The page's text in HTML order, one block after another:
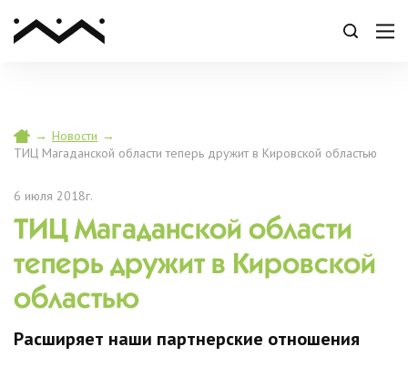
→ Новости →
ТИЦ Магаданской области теперь дружит в Кировской областью
6 июля 2018г.
ТИЦ Магаданской области
теперь дружит в Кировской
областью
Расширяет наши партнерские отношения